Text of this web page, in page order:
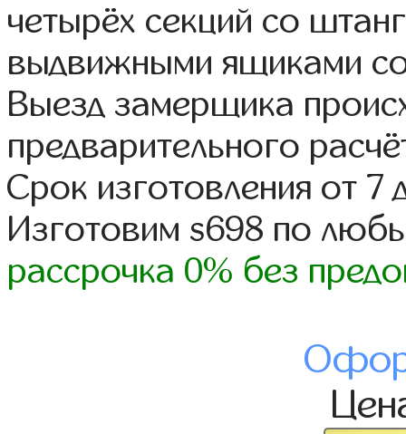
четырёх секций со
выдвижными ящиками
Выезд замерщика
предварительного
Срок изготовления от 7
Изготовим s698 по
рассрочка 0% без